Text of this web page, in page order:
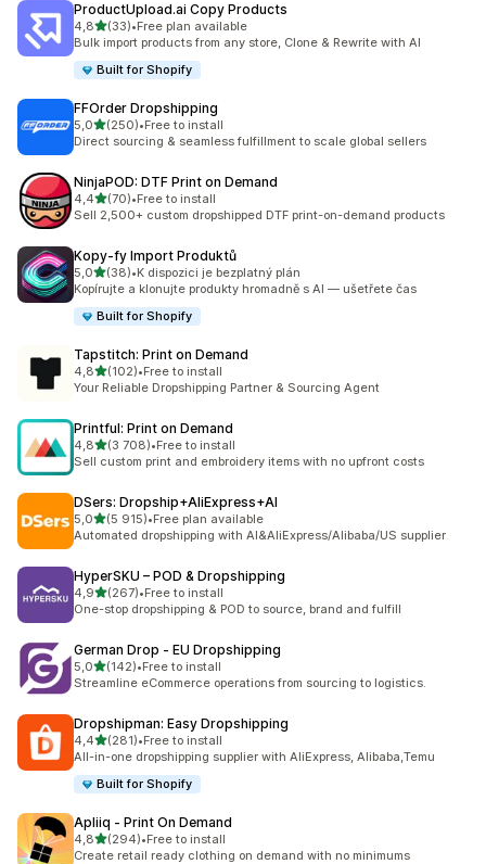
ProductUpload.ai Copy Products
4,8z 5 hvězd
(33)
Celkový počet recenzí: 33
•Free plan available
Bulk import products from any store, Clone & Rewrite with AI
Built for Shopify
FFOrder Dropshipping
5,0z 5 hvězd
(250)
Celkový počet recenzí: 250
•Free to install
Direct sourcing & seamless fulfillment to scale global sellers
NinjaPOD: DTF Print on Demand
4,4z 5 hvězd
(70)
Celkový počet recenzí: 70
•Free to install
Sell 2,500+ custom dropshipped DTF print-on-demand products
Kopy‑fy Import Produktů
5,0z 5 hvězd
(38)
Celkový počet recenzí: 38
•K dispozici je bezplatný plán
Kopírujte a klonujte produkty hromadně s AI — ušetřete čas
Built for Shopify
Tapstitch: Print on Demand
4,8z 5 hvězd
(102)
Celkový počet recenzí: 102
•Free to install
Your Reliable Dropshipping Partner & Sourcing Agent
Printful: Print on Demand
4,8z 5 hvězd
(3 708)
Celkový počet recenzí: 3708
•Free to install
Sell custom print and embroidery items with no upfront costs
DSers: Dropship+AliExpress+AI
5,0z 5 hvězd
(5 915)
Celkový počet recenzí: 5915
•Free plan available
Automated dropshipping with AI&AliExpress/Alibaba/US supplier
HyperSKU – POD & Dropshipping
4,9z 5 hvězd
(267)
Celkový počet recenzí: 267
•Free to install
One-stop dropshipping & POD to source, brand and fulfill
German Drop ‑ EU Dropshipping
5,0z 5 hvězd
(142)
Celkový počet recenzí: 142
•Free to install
Streamline eCommerce operations from sourcing to logistics.
Dropshipman: Easy Dropshipping
4,4z 5 hvězd
(281)
Celkový počet recenzí: 281
•Free to install
All-in-one dropshipping supplier with AliExpress, Alibaba,Temu
Built for Shopify
Apliiq ‑ Print On Demand
4,8z 5 hvězd
(294)
Celkový počet recenzí: 294
•Free to install
Create retail ready clothing on demand with no minimums